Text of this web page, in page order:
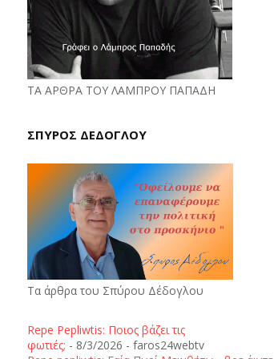
ΤΑ ΑΡΘΡΑ ΤΟΥ ΛΑΜΠΡΟΥ ΠΑΠΑΔΗ
ΣΠΥΡΟΣ ΔΕΔΟΓΛΟΥ
Τα άρθρα του Σπύρου Δέδογλου
Repe Pepliwtis: Ποιος βάζει τις
φωτιές; - 8/3/2026 - faros24webtv